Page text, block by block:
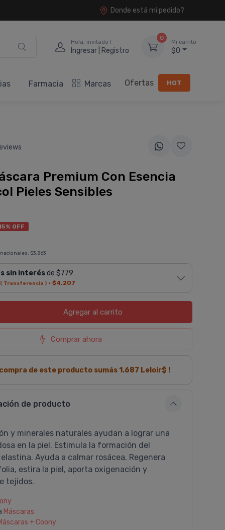
Donde está mi pedido?
Hola, invitado !
Ingresar | Registro
0
Mi carrito
$0
Farmacia Marcas Ofertas HOT
Premium Con Esencia
Pieles Sensibles
OFF
$3.863
sin interésde $779
( Transferencia )· $4.207
Agregaral carrito
Comprar ahora
compra de este producto sumás 1.687 Leloir$ !
de producto
y minerales naturales ayudan a lograr una
en la piel. Estimula la formación del
Ayuda a calmar rosácea. Regenera
estira la piel, aporta oxigenación y
tejidos.
Máscaras
+ Coony